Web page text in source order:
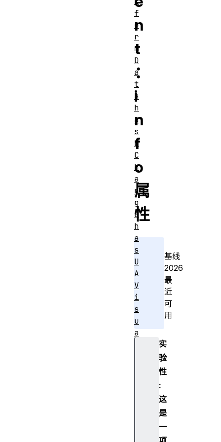
n
t
：
i
n
f
o
属
性
基线
2026
最
近
可
用
实
验
性
:
这
是
一
f
o
r
m
D
a
t
a
h
a
s
h
C
h
a
n
g
e
h
a
s
U
A
V
i
s
u
a